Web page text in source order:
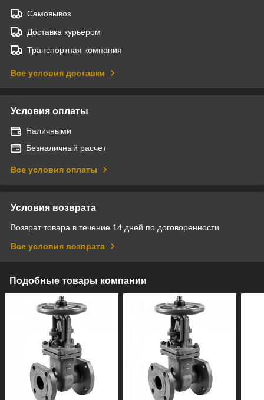
Самовывоз
Доставка курьером
Транспортная компания
Все условия доставки
Условия оплаты
Наличными
Безналичный расчет
Все условия оплаты
Условия возврата
Возврат товара в течение 14 дней по договоренности
Все условия возврата
Подобные товары компании